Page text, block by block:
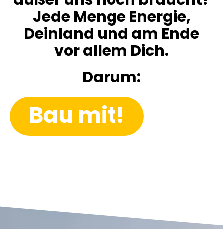
Jede Menge Energie,
Deinland und am Ende
vor allem Dich.
Darum:
Bau mit!